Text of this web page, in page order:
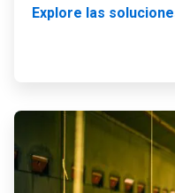
Explore las
ArticleTile
de
4